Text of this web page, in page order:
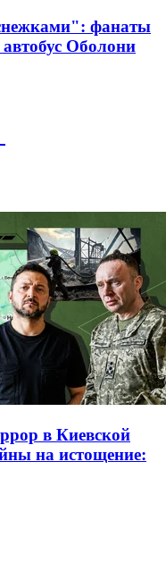
фанаты
Оболони
в Киевской
на истощение: